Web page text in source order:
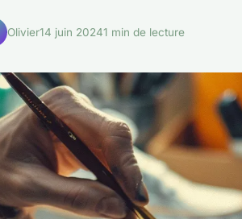
Olivier14 juin 20241 min de lecture